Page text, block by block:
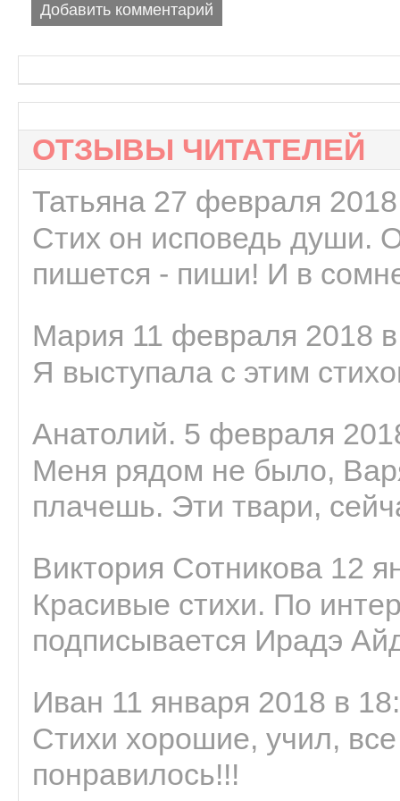
Добавить комментарий
ОТЗЫВЫ ЧИТАТЕЛЕЙ
Татьяна 27 февраля
Стих он исповедь души.
пишется - пиши! И в
Мария 11 февраля 2018
Я выступала с этим
Анатолий. 5 февраля
Меня рядом не было,
плачешь. Эти твари,
Виктория Сотникова 12
Красивые стихи. По
подписывается Ирадэ
Иван 11 января 2018 в
Стихи хорошие, учил,
понравилось!!!